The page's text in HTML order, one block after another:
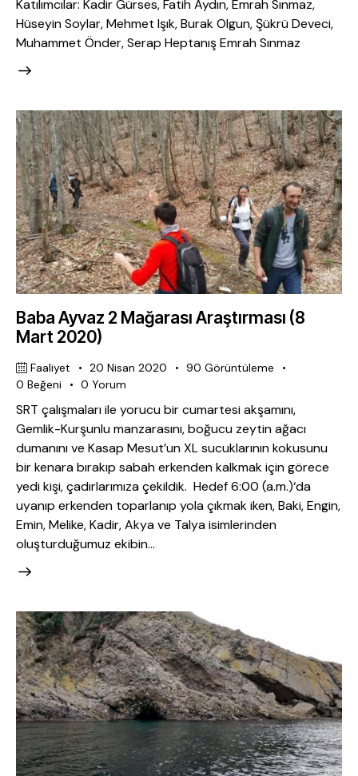
Katılımcılar: Kadir Gürses, Fatih Aydın, Emrah Sınmaz,
Hüseyin Soylar, Mehmet Işık, Burak Olgun, Şükrü Deveci,
Muhammet Önder, Serap Heptanış Emrah Sınmaz
Baba Ayvaz 2 Mağarası Araştırması (8
Mart 2020)
Faaliyet 20 Nisan 2020 90 Görüntüleme
0 Beğeni 0 Yorum
SRT çalışmaları ile yorucu bir cumartesi akşamını,
Gemlik-Kurşunlu manzarasını, boğucu zeytin ağacı
dumanını ve Kasap Mesut’un XL sucuklarının kokusunu
bir kenara bırakıp sabah erkenden kalkmak için görece
yedi kişi, çadırlarımıza çekildik. Hedef 6:00 (a.m.)‘da
uyanıp erkenden toparlanıp yola çıkmak iken, Baki, Engin,
Emin, Melike, Kadir, Akya ve Talya isimlerinden
oluşturduğumuz ekibin…